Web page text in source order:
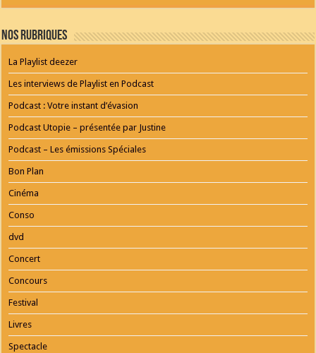
SERVICE
ONLINE
AGENTUR
MAINZ
Playlist
Nos Rubriques
La Playlist deezer
Les interviews de Playlist en Podcast
Podcast : Votre instant d’évasion
Podcast Utopie – présentée par Justine
Podcast – Les émissions Spéciales
Bon Plan
Cinéma
Conso
dvd
Concert
Concours
Festival
Livres
Spectacle